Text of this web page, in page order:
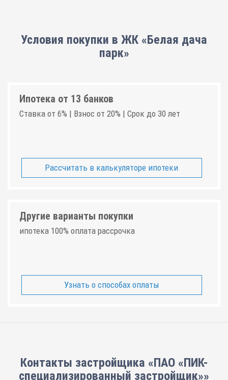
Условия покупки в ЖК «Белая дача
парк»
Ипотека от 13 банков
Ставка от 6% | Взнос от 20% | Срок до 30 лет
Рассчитать в калькуляторе ипотеки
Другие варианты покупки
ипотека 100% оплата рассрочка
Узнать о способах оплаты
Контакты застройщика «ПАО «ПИК-
специализированный застройщик»»